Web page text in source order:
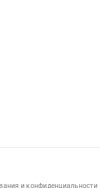
и конфиденциальности